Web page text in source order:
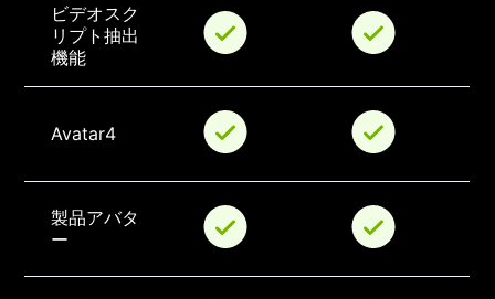
ビデオスク
リプト抽出
機能
Avatar4
製品アバタ
ー